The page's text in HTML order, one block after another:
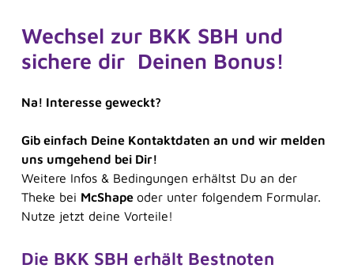
Wechsel zur BKK SBH und
sichere dir Deinen Bonus!
Na! Interesse geweckt?
Gib einfach Deine Kontaktdaten an und wir melden
uns umgehend bei Dir!
Weitere Infos & Bedingungen erhältst Du an der
Theke bei McShape oder unter folgendem Formular.
Nutze jetzt deine Vorteile!
Die BKK SBH erhält Bestnoten
Frag Sina
Unsere digitaler Assistentin Sina berät Sie
jederzeit ganz ohne Wartezeit. Sie versteht zwar